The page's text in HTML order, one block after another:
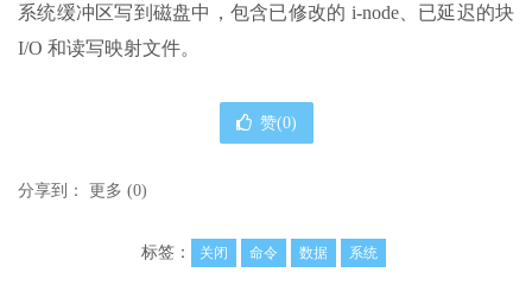
系统缓冲区写到磁盘中，包含已修改的 i-node、已延迟的块
I/O 和读写映射文件。
赞(0)
分享到： 更多 (0)
标签： 关闭 命令 数据 系统